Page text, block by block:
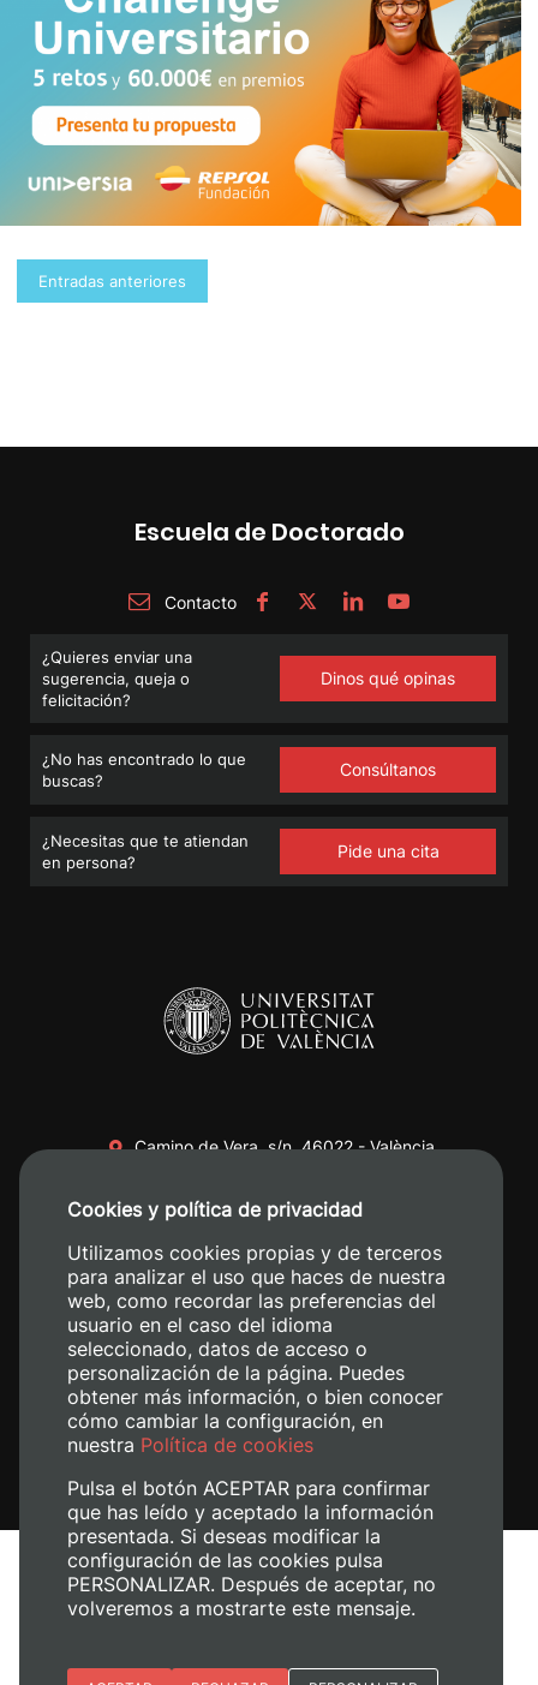
Navegación
de
Entradas anteriores
Escuela de Doctorado
Contacto
¿Quieres enviar una
sugerencia, queja o
felicitación?
Dinos qué opinas
¿No has encontrado lo que
buscas?
Consúltanos
¿Necesitas que te atiendan
en persona?
Pide una cita
Camino de Vera, s/n. 46022 - València
+34 620 04 00 50
Aviso legal
Política de cookies
Gestionar cookies
Cookies y política de privacidad
Utilizamos cookies propias y de terceros
para analizar el uso que haces de nuestra
web, como recordar las preferencias del
usuario en el caso del idioma
seleccionado, datos de acceso o
personalización de la página. Puedes
obtener más información, o bien conocer
cómo cambiar la configuración, en
nuestra Política de cookies
Pulsa el botón ACEPTAR para confirmar
que has leído y aceptado la información
presentada. Si deseas modificar la
configuración de las cookies pulsa
PERSONALIZAR. Después de aceptar, no
volveremos a mostrarte este mensaje.